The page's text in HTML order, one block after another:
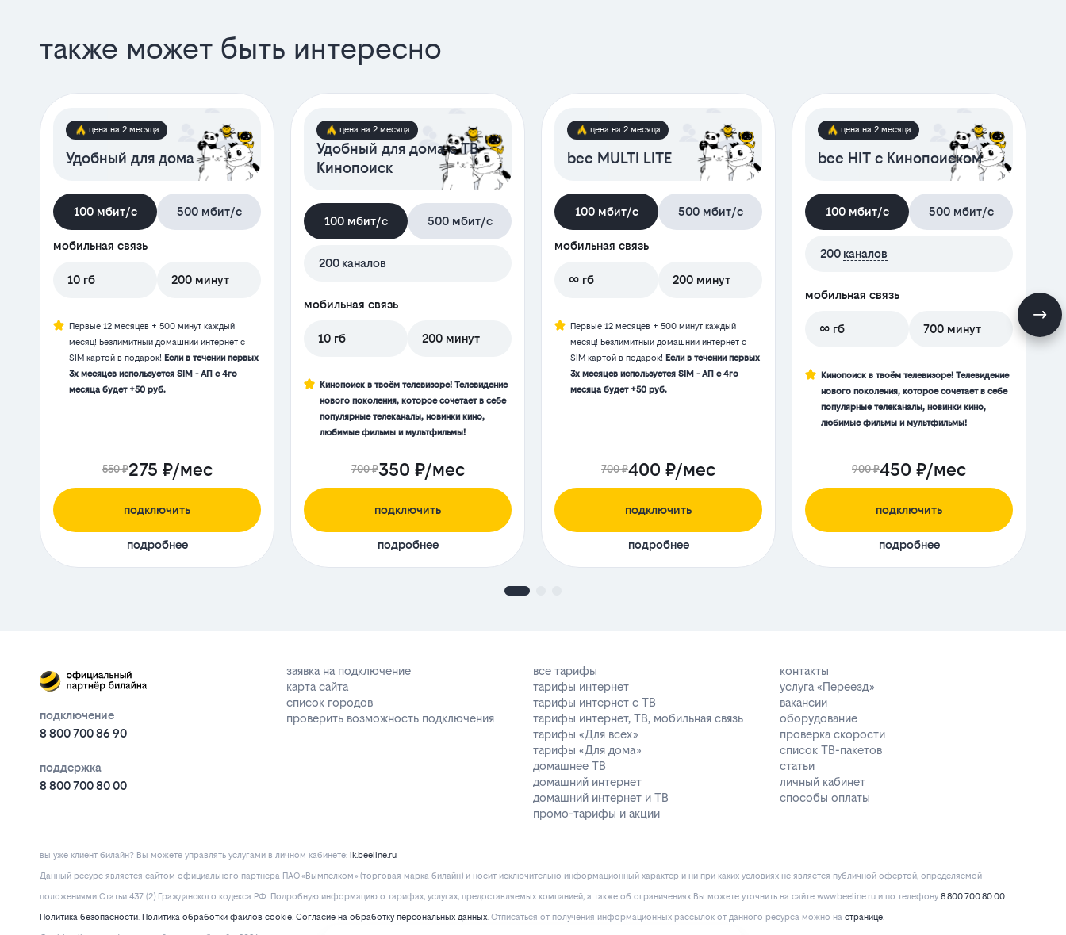
также может быть интересно
цена на 2 месяца
Удобный для дома
100 мбит/с 500 мбит/с
мобильная связь
10 гб 200 минут
Первые 12 месяцев + 500 минут каждый
месяц! Безлимитный домашний интернет с
SIM картой в подарок! Если в течении первых
3х месяцев используется SIM - АП с 4го
месяца будет +50 руб.
550 ₽275 ₽/мес
подключить
подробнее
цена на 2 месяца
Удобный для дома с ТВ
Кинопоиск
100 мбит/с 500 мбит/с
200 каналов
мобильная связь
10 гб 200 минут
Кинопоиск в твоём телевизоре! Телевидение
нового поколения, которое сочетает в себе
популярные телеканалы, новинки кино,
любимые фильмы и мультфильмы!
700 ₽350 ₽/мес
подключить
подробнее
цена на 2 месяца
bee MULTI LITE
100 мбит/с 500 мбит/с
мобильная связь
∞ гб 200 минут
Первые 12 месяцев + 500 минут каждый
месяц! Безлимитный домашний интернет с
SIM картой в подарок! Если в течении первых
3х месяцев используется SIM - АП с 4го
месяца будет +50 руб.
700 ₽400 ₽/мес
подключить
подробнее
цена на 2 месяца
bee HIT с Кинопоиском
100 мбит/с 500 мбит/с
200 каналов
мобильная связь
∞ гб 700 минут
Кинопоиск в твоём телевизоре! Телевидение
нового поколения, которое сочетает в себе
популярные телеканалы, новинки кино,
любимые фильмы и мультфильмы!
900 ₽450 ₽/мес
подключить
подробнее
подключение
8 800 700 86 90
поддержка
8 800 700 80 00
заявка на подключение
карта сайта
список городов
проверить возможность подключения
все тарифы
тарифы интернет
тарифы интернет с ТВ
тарифы интернет, ТВ, мобильная связь
тарифы «Для всех»
тарифы «Для дома»
домашнее ТВ
домашний интернет
домашний интернет и ТВ
промо-тарифы и акции
контакты
услуга «Переезд»
вакансии
оборудование
проверка скорости
список ТВ-пакетов
статьи
личный кабинет
способы оплаты
вы уже клиент билайн? Вы можете управлять услугами в личнoм кaбинeтe:
lk.beeline.ru
Данный ресурс является сайтом официального партнера ПАО «Вымпелком» (торговая марка билайн) и носит исключительно информационный характер и ни при каких условиях не является публичной офертой, определяемой
положениями Статьи 437 (2) Гражданского кодекса РФ. Подробную информацию о тарифах, услугах, предоставляемых компанией, а также об ограничениях Вы можете уточнить на сайте www.beeline.ru и по телефону 8 800 700 80 00.
Политика безопасности. Политика обработки файлов cookie. Согласие на обработку персональных данных. Отписаться от получения информационных рассылок от данного ресурса можно на странице.